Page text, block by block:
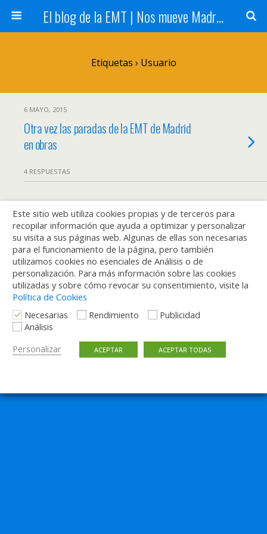
El blog de la EMT | Nos mueve Madrid
Etiquetas › Usuario
6 MAYO, 2015
Otra vez las paradas de la EMT de Madrid
en obras
4 RESPUESTAS
Volver arriba
Móvil Escritorio
Este sitio web utiliza cookies propias y de terceros para
recopilar información que ayuda a optimizar y personalizar
su visita a sus páginas web. Algunas de ellas son necesarias
para el funcionamiento de la página, pero también
utilizamos cookies no esenciales de Análisis o de
personalización. Para más información sobre las cookies
utilizadas y sobre cómo revocar su consentimiento, visite la
Política de Cookies
Necesarias
Rendimiento
Publicidad
Análisis
Personalizar
ACEPTAR ACEPTAR TODAS